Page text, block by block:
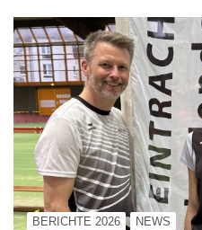
BERICHTE 2026 NEWS